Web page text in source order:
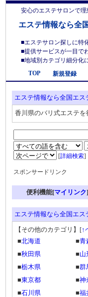
安心のエステサロンで
エステ情報なら全
■エステサロン探しに特
■提供サービスが一目で
■地域別カテゴリ細分化
TOP
新規登録
エステ情報なら全国エ
香川県のバリ式エステ
[詳細検索]
スポンサードリンク
便利機能[マイリンク
エステ情報なら全国エ
【その他のカテゴリ】 [↑
■北海道 ■青
■秋田県 ■山
■栃木県 ■群
■東京都 ■神
■石川県 ■福